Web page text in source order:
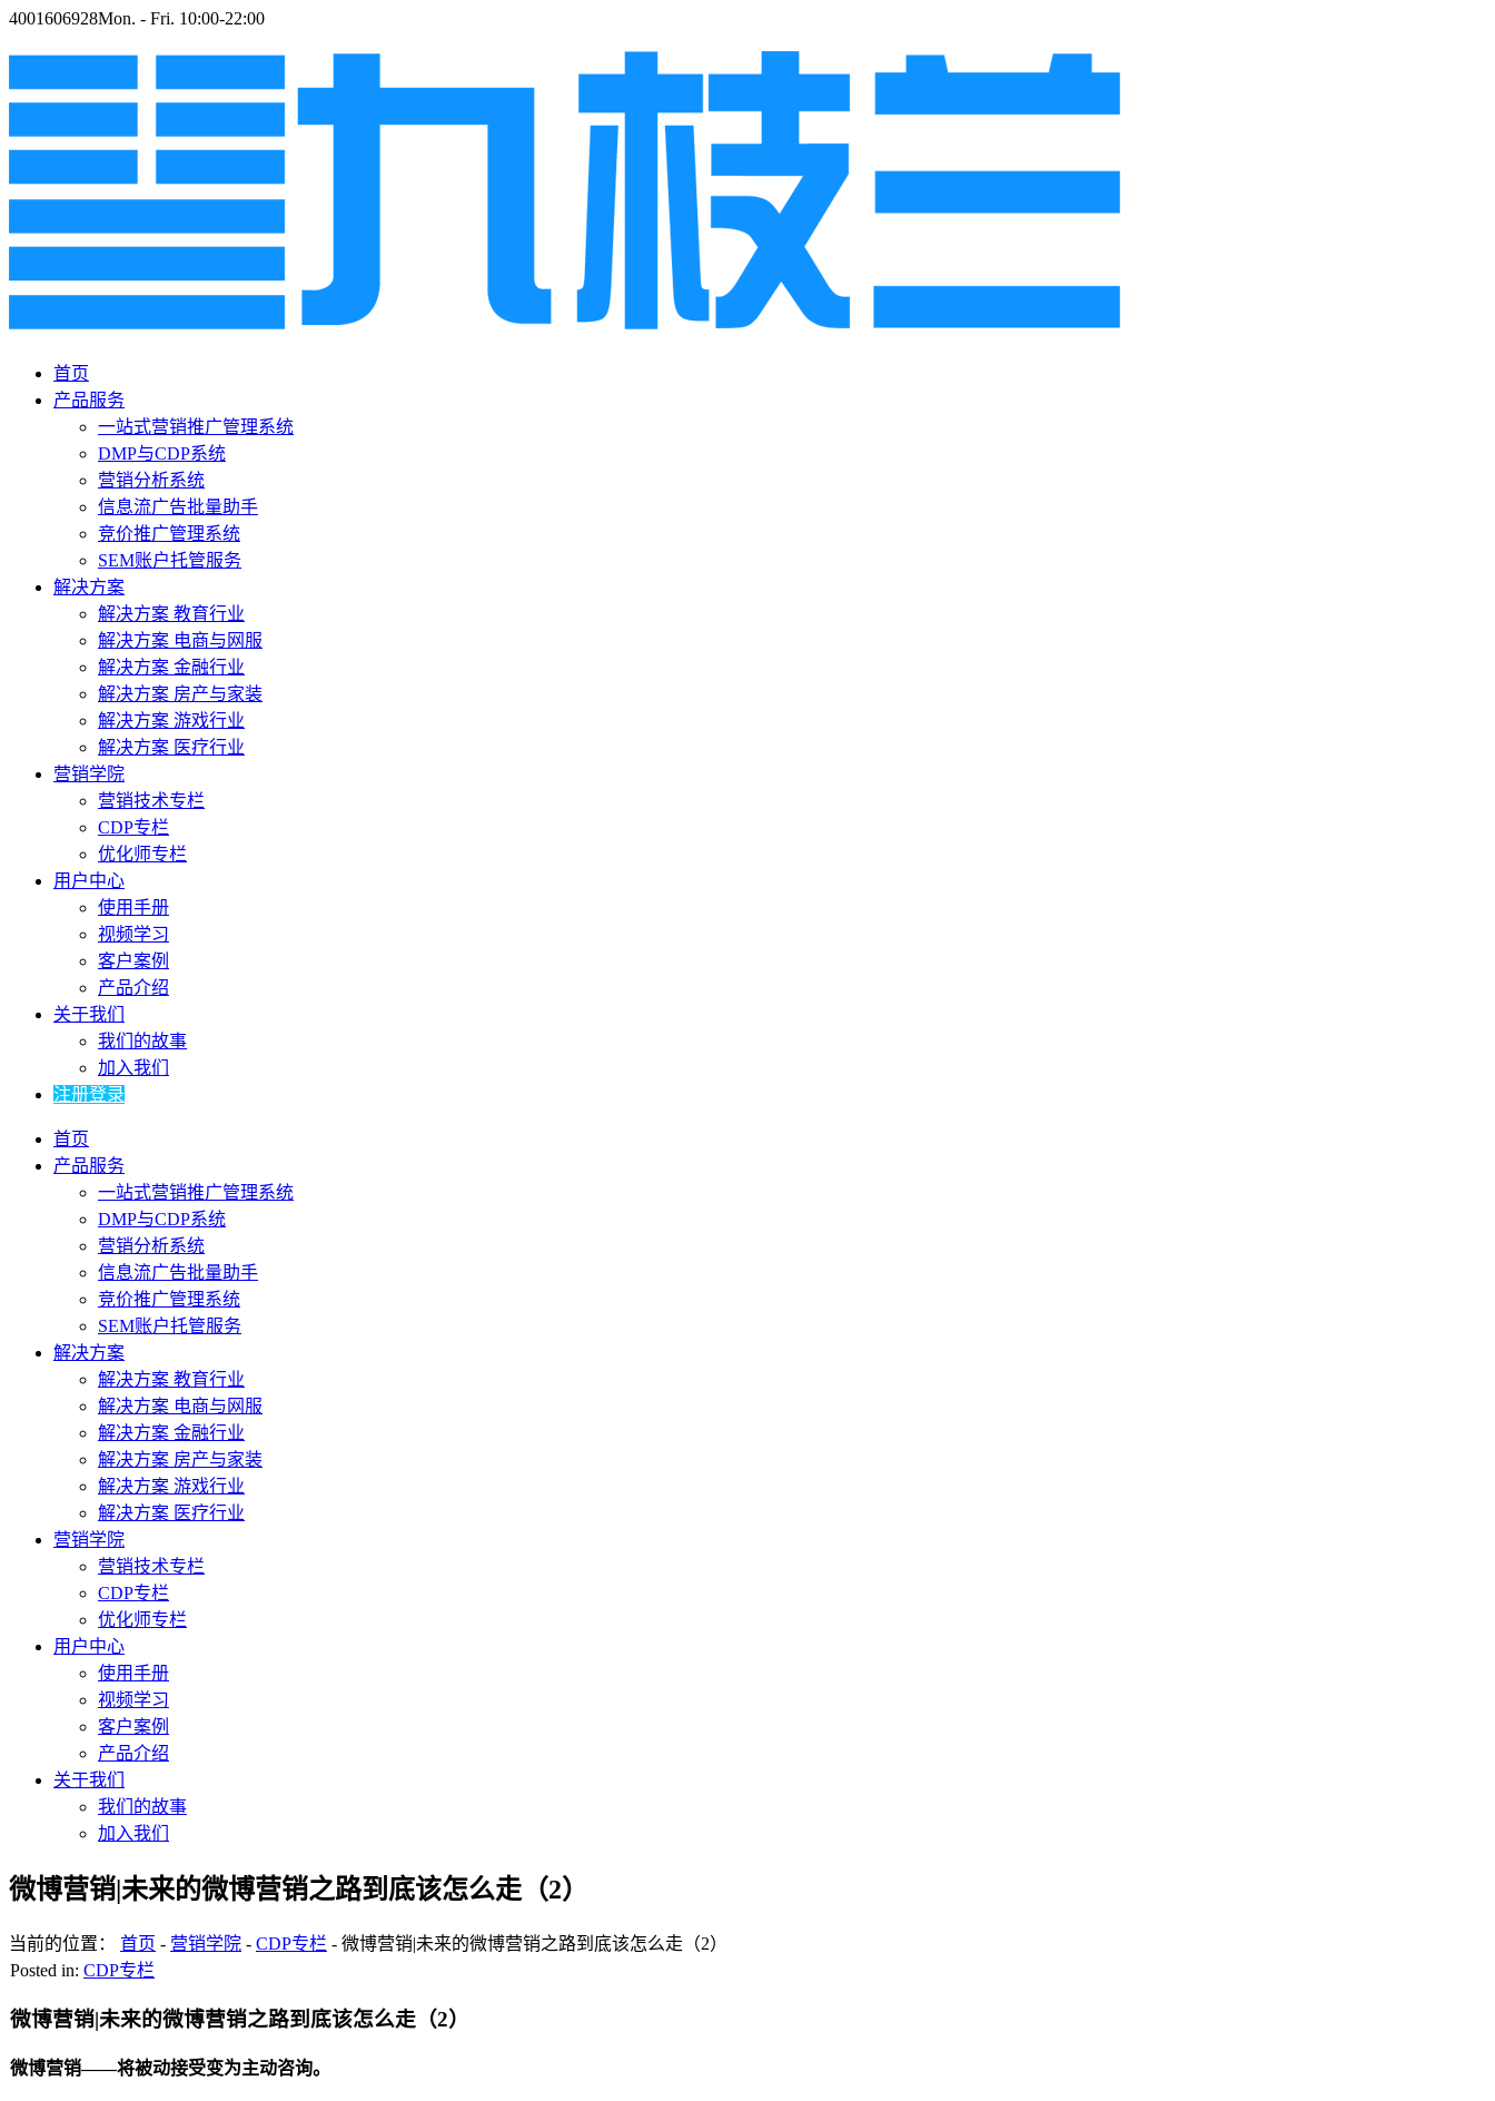
4001606928Mon. - Fri. 10:00-22:00
首页
产品服务
一站式营销推广管理系统
DMP与CDP系统
营销分析系统
信息流广告批量助手
竞价推广管理系统
SEM账户托管服务
解决方案
解决方案 教育行业
解决方案 电商与网服
解决方案 金融行业
解决方案 房产与家装
解决方案 游戏行业
解决方案 医疗行业
营销学院
营销技术专栏
CDP专栏
优化师专栏
用户中心
使用手册
视频学习
客户案例
产品介绍
关于我们
我们的故事
加入我们
注册登录
首页
产品服务
一站式营销推广管理系统
DMP与CDP系统
营销分析系统
信息流广告批量助手
竞价推广管理系统
SEM账户托管服务
解决方案
解决方案 教育行业
解决方案 电商与网服
解决方案 金融行业
解决方案 房产与家装
解决方案 游戏行业
解决方案 医疗行业
营销学院
营销技术专栏
CDP专栏
优化师专栏
用户中心
使用手册
视频学习
客户案例
产品介绍
关于我们
我们的故事
加入我们
微博营销|未来的微博营销之路到底该怎么走（2）
当前的位置： 首页 - 营销学院 - CDP专栏 - 微博营销|未来的微博营销之路到底该怎么走（2）
Posted in: CDP专栏
微博营销|未来的微博营销之路到底该怎么走（2）
微博营销——将被动接受变为主动咨询。